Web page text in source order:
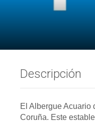
Descripción
El Albergue Acuario
Coruña. Este